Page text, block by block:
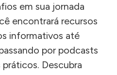
em sua jornada
encontrará recursos
informativos até
por podcasts
Descubra